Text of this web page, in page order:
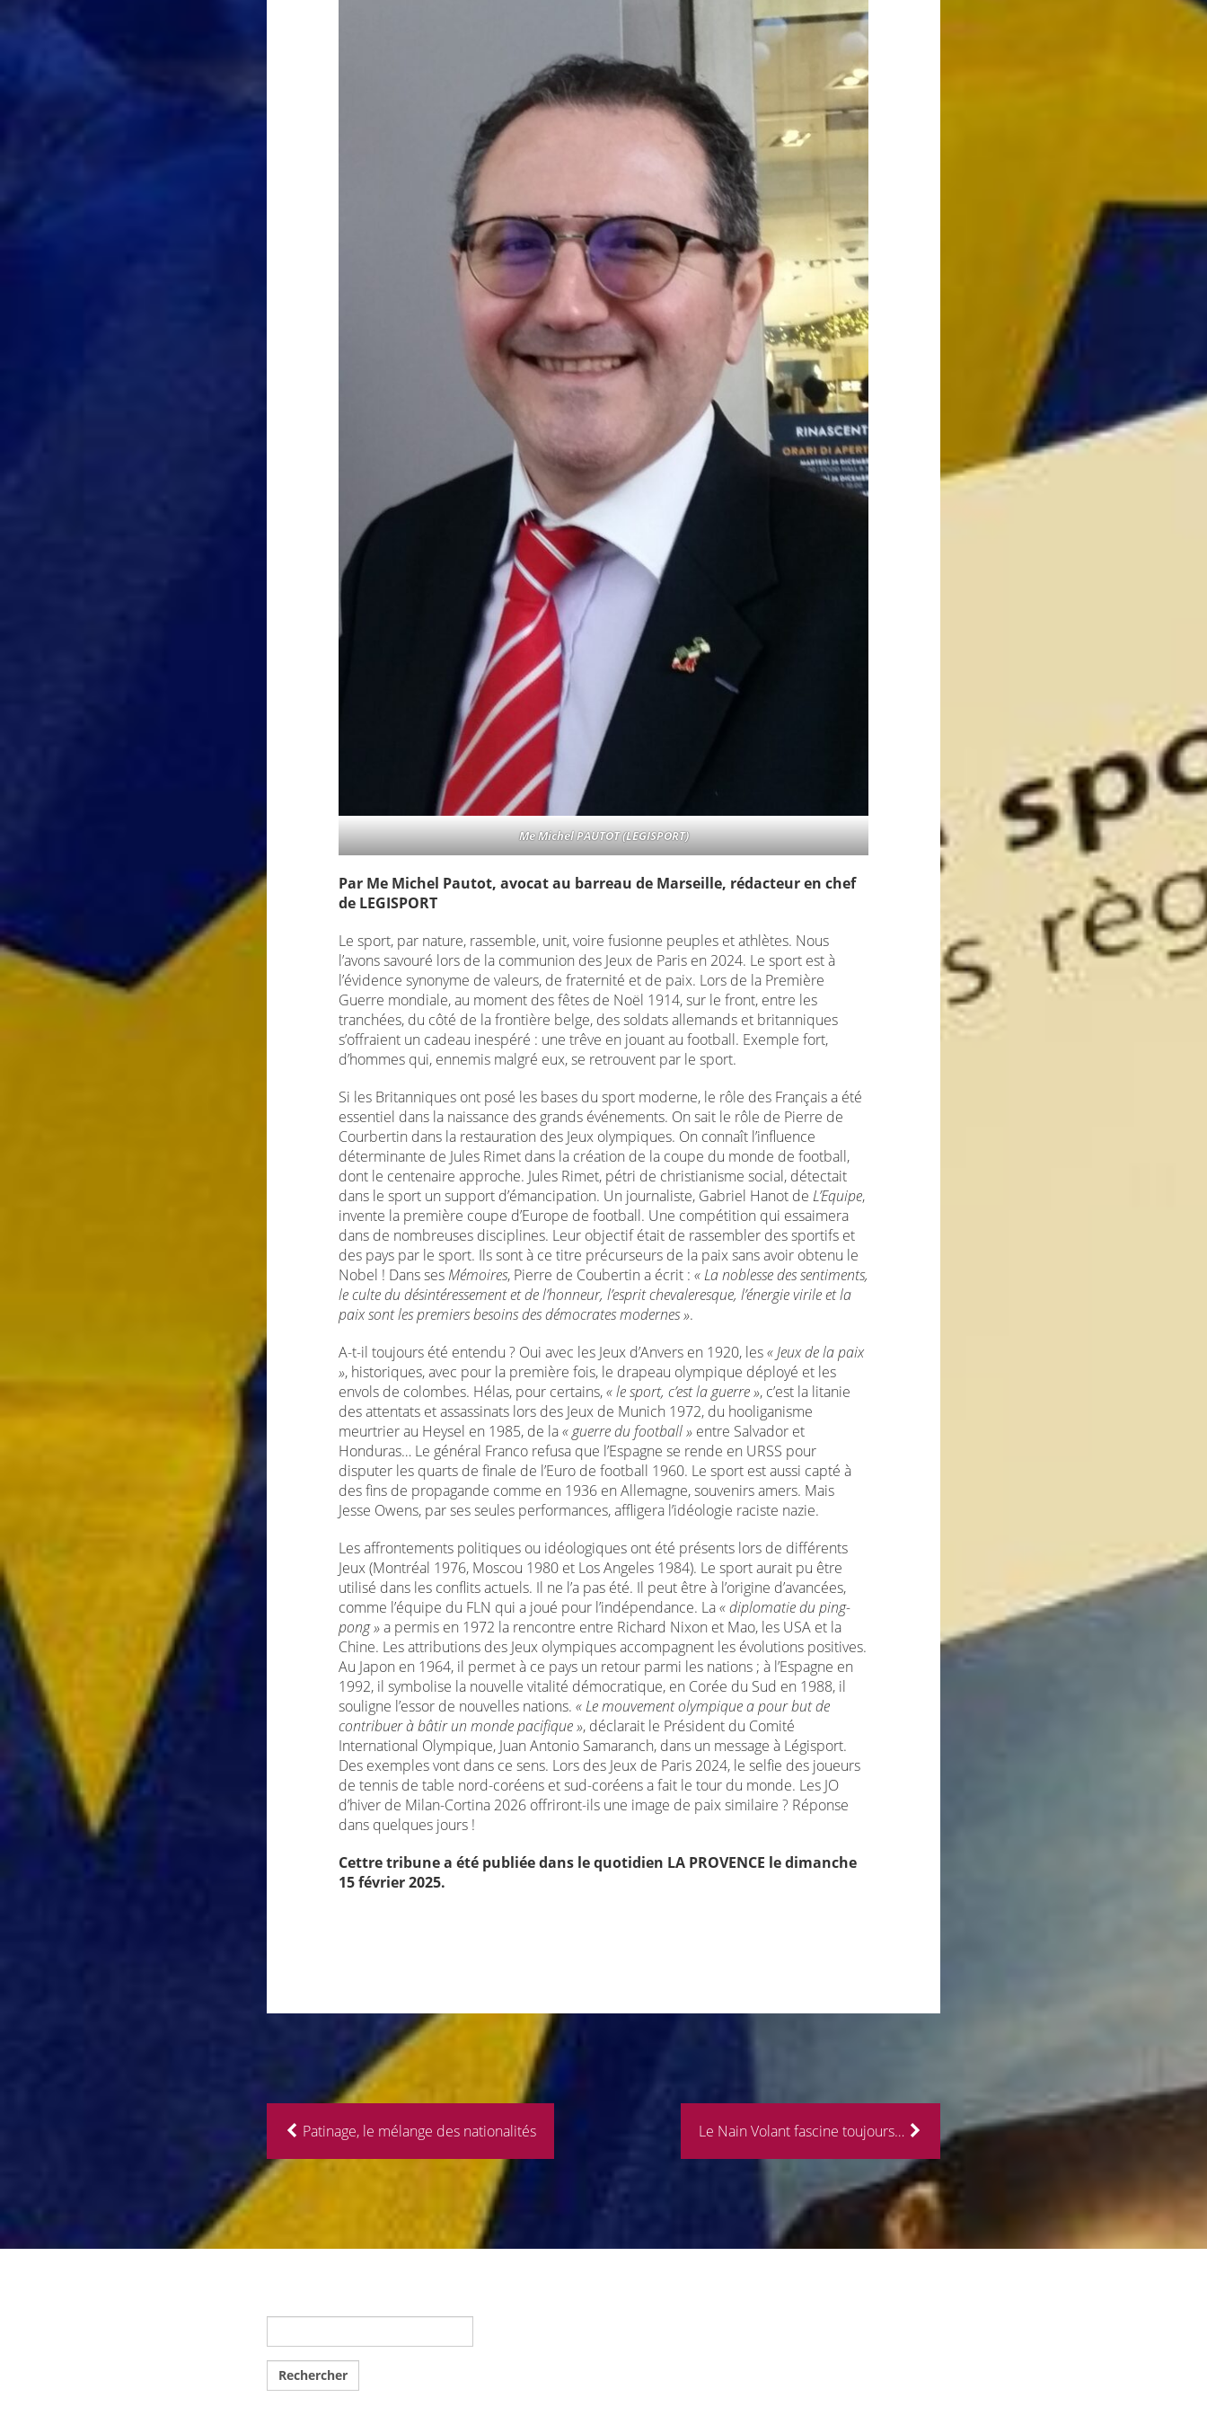
Me Michel PAUTOT (LEGISPORT)
Par Me Michel Pautot, avocat au barreau de Marseille, rédacteur en chef
de LEGISPORT
Le sport, par nature, rassemble, unit, voire fusionne peuples et athlètes. Nous
l’avons savouré lors de la communion des Jeux de Paris en 2024. Le sport est à
l’évidence synonyme de valeurs, de fraternité et de paix. Lors de la Première
Guerre mondiale, au moment des fêtes de Noël 1914, sur le front, entre les
tranchées, du côté de la frontière belge, des soldats allemands et britanniques
s’offraient un cadeau inespéré : une trêve en jouant au football. Exemple fort,
d’hommes qui, ennemis malgré eux, se retrouvent par le sport.
Si les Britanniques ont posé les bases du sport moderne, le rôle des Français a été
essentiel dans la naissance des grands événements. On sait le rôle de Pierre de
Courbertin dans la restauration des Jeux olympiques. On connaît l’influence
déterminante de Jules Rimet dans la création de la coupe du monde de football,
dont le centenaire approche. Jules Rimet, pétri de christianisme social, détectait
dans le sport un support d’émancipation. Un journaliste, Gabriel Hanot de L’Equipe,
invente la première coupe d’Europe de football. Une compétition qui essaimera
dans de nombreuses disciplines. Leur objectif était de rassembler des sportifs et
des pays par le sport. Ils sont à ce titre précurseurs de la paix sans avoir obtenu le
Nobel ! Dans ses Mémoires, Pierre de Coubertin a écrit : « La noblesse des sentiments,
le culte du désintéressement et de l’honneur, l’esprit chevaleresque, l’énergie virile et la
paix sont les premiers besoins des démocrates modernes ».
A-t-il toujours été entendu ? Oui avec les Jeux d’Anvers en 1920, les« Jeux de la paix
», historiques, avec pour la première fois, le drapeau olympique déployé et les
envols de colombes. Hélas, pour certains,« le sport, c’est la guerre », c’est la litanie
des attentats et assassinats lors des Jeux de Munich 1972, du hooliganisme
meurtrier au Heysel en 1985, de la« guerre du football » entre Salvador et
Honduras… Le général Franco refusa que l’Espagne se rende en URSS pour
disputer les quarts de finale de l’Euro de football 1960. Le sport est aussi capté à
des fins de propagande comme en 1936 en Allemagne, souvenirs amers. Mais
Jesse Owens, par ses seules performances, affligera l’idéologie raciste nazie.
Les affrontements politiques ou idéologiques ont été présents lors de différents
Jeux (Montréal 1976, Moscou 1980 et Los Angeles 1984). Le sport aurait pu être
utilisé dans les conflits actuels. Il ne l’a pas été. Il peut être à l’origine d’avancées,
comme l’équipe du FLN qui a joué pour l’indépendance. La« diplomatie du ping-
pong »a permis en 1972 la rencontre entre Richard Nixon et Mao, les USA et la
Chine. Les attributions des Jeux olympiques accompagnent les évolutions positives.
Au Japon en 1964, il permet à ce pays un retour parmi les nations ; à l’Espagne en
1992, il symbolise la nouvelle vitalité démocratique, en Corée du Sud en 1988, il
souligne l’essor de nouvelles nations. « Le mouvement olympique a pour but de
contribuer à bâtir un monde pacifique », déclarait le Président du Comité
International Olympique, Juan Antonio Samaranch, dans un message à Légisport.
Des exemples vont dans ce sens. Lors des Jeux de Paris 2024, le selfie des joueurs
de tennis de table nord-coréens et sud-coréens a fait le tour du monde. Les JO
d’hiver de Milan-Cortina 2026 offriront-ils une image de paix similaire ? Réponse
dans quelques jours !
Cettre tribune a été publiée dans le quotidien LA PROVENCE le dimanche
15 février 2025.
Patinage, le mélange des nationalités Le Nain Volant fascine toujours…